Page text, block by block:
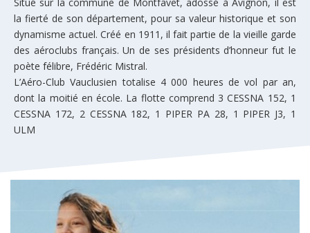
la fierté de son département, pour sa valeur historique et son
dynamisme actuel. Créé en 1911, il fait partie de la vieille garde
des aéroclubs français. Un de ses présidents d’honneur fut le
poète félibre, Frédéric Mistral.
L’Aéro-Club Vauclusien totalise 4 000 heures de vol par an,
dont la moitié en école. La flotte comprend 3 CESSNA 152, 1
CESSNA 172, 2 CESSNA 182, 1 PIPER PA 28, 1 PIPER J3, 1
ULM